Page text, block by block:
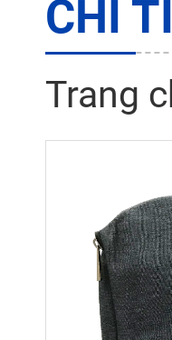
CHI
Trang